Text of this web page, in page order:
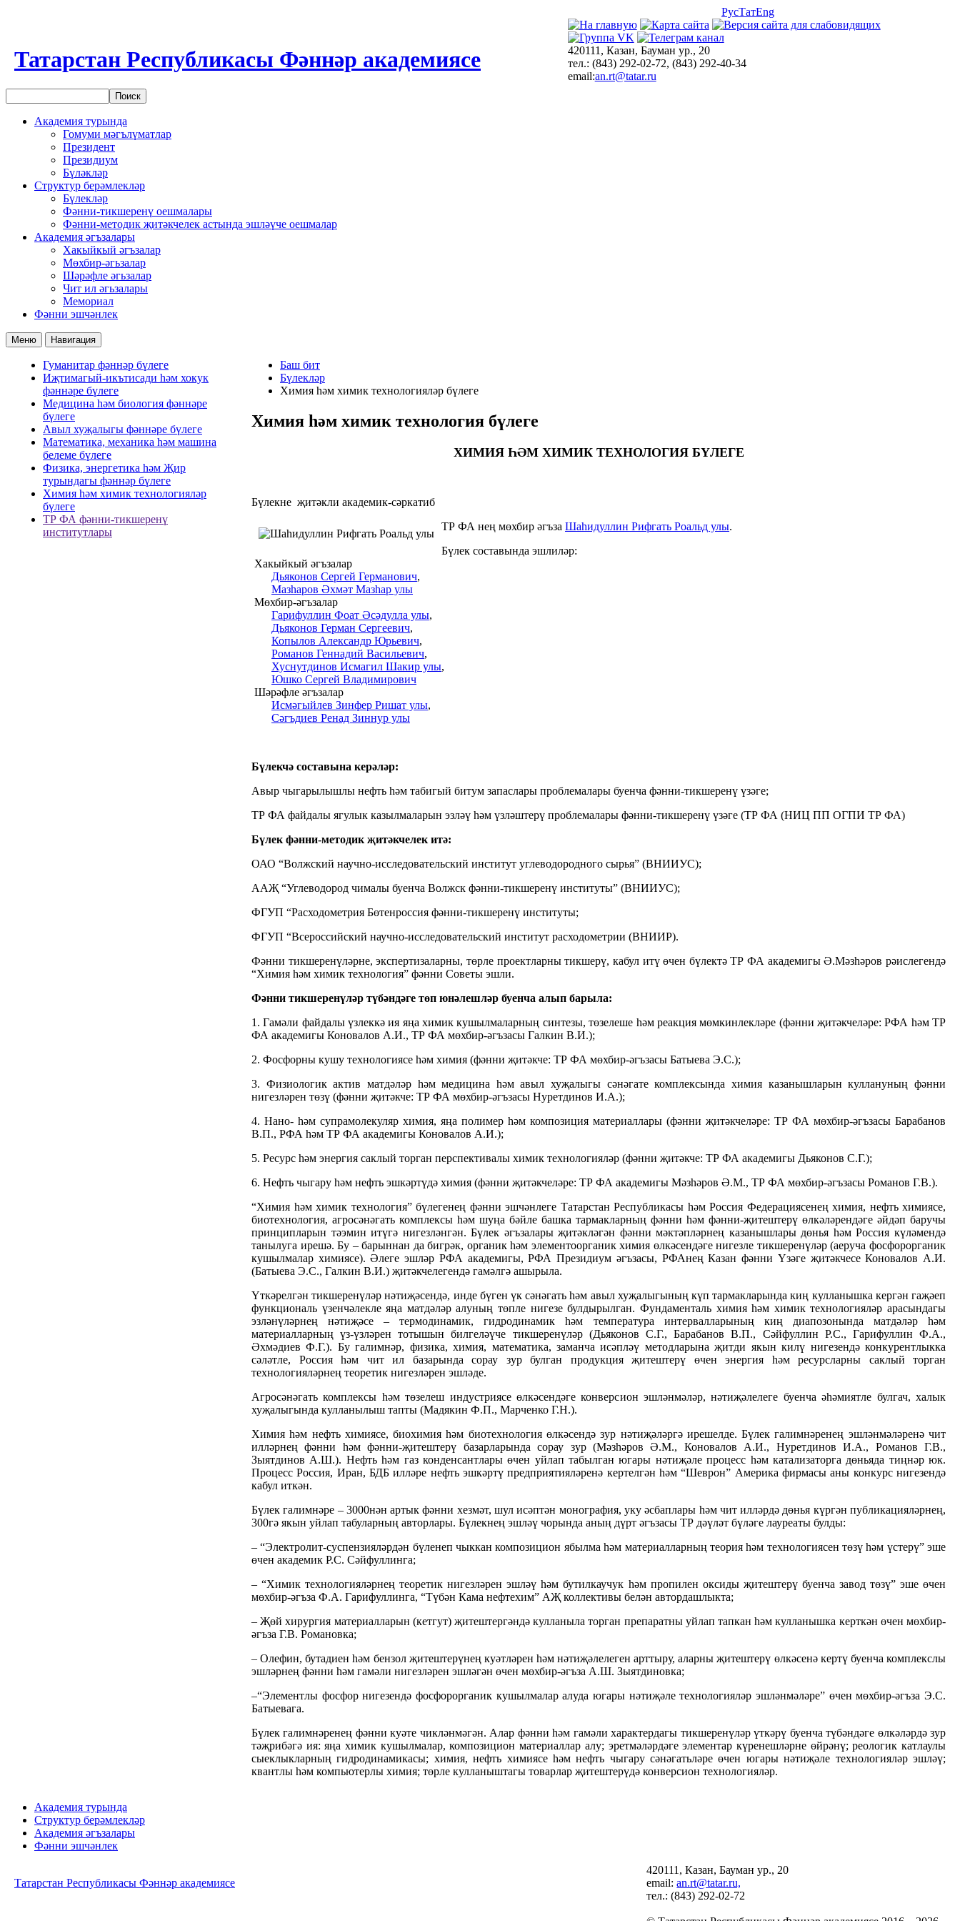
РусТатEng
Татарстан Республикасы Фәннәр академиясе
420111, Казан, Бауман ур., 20
тел.: (843) 292-02-72, (843) 292-40-34
email:an.rt@tatar.ru
Академия турында
Гомуми мәгълүматлар
Президент
Президиум
Бүләкләр
Структур берәмлекләр
Бүлекләр
Фәнни-тикшеренү оешмалары
Фәнни-методик җитәкчелек астында эшләүче оешмалар
Академия әгъзалары
Хакыйкый әгъзалар
Мөхбир-әгьзалар
Шәрәфле әгьзалар
Чит ил әгьзалары
Мемориал
Фәнни эшчәнлек
Меню Навигация
Гуманитар фәннәр бүлеге
Иҗтимагый-икътисади һәм хокук
фәннәре бүлеге
Медицина һәм биология фәннәре
бүлеге
Авыл хуҗалыгы фәннәре бүлеге
Математика, механика һәм машина
белеме бүлеге
Физика, энергетика һәм Җир
турындагы фәннәр бүлеге
Химия һәм химик технологияләр
бүлеге
ТР ФА фәнни-тикшеренү
институтлары
Баш бит
Бүлекләр
Химия һәм химик технологияләр бүлеге
Химия һәм химик технология бүлеге
ХИМИЯ ҺӘМ ХИМИК ТЕХНОЛОГИЯ БҮЛЕГЕ
Бүлекне җитәкли академик-сәркатиб
ТР ФА нең мөхбир әгъза Шаһидуллин Рифгать Роальд улы.
Бүлек составында эшлиләр:
Хакыйкый әгъзалар
Дьяконов Сергей Германович,
Мазһаров Әхмәт Мазһар улы
Мөхбир-әгъзалар
Гарифуллин Фоат Әсәдулла улы,
Дьяконов Герман Сергеевич,
Копылов Александр Юрьевич,
Романов Геннадий Васильевич,
Хуснутдинов Исмагил Шакир улы,
Юшко Сергей Владимирович
Шәрәфле әгъзалар
Исмәгыйлев Зинфер Ришат улы,
Сәгъдиев Ренад Зиннур улы
Бүлекчә составына керәләр:
Авыр чыгарылышлы нефть һәм табигый битум запаслары проблемалары буенча фәнни-тикшеренү үзәге;
ТР ФА файдалы ягулык казылмаларын эзләү һәм үзләштерү проблемалары фәнни-тикшеренү үзәге (ТР ФА (НИЦ ПП ОГПИ ТР ФА)
Бүлек фәнни-методик җитәкчелек итә:
ОАО “Волжский научно-исследовательский институт углеводородного сырья” (ВНИИУС);
ААҖ “Углеводород чималы буенча Волжск фәнни-тикшеренү институты” (ВНИИУС);
ФГУП “Расходометрия Бөтенроссия фәнни-тикшеренү институты;
ФГУП “Всероссийский научно-исследовательский институт расходометрии (ВНИИР).
Фәнни тикшеренүләрне, экспертизаларны, төрле проектларны тикшерү, кабул итү өчен бүлектә ТР ФА академигы Ә.Мәзһәров рәислегендә
“Химия һәм химик технология” фәнни Советы эшли.
Фәнни тикшеренүләр түбәндәге төп юнәлешләр буенча алып барыла:
1. Гамәли файдалы үзлеккә ия яңа химик кушылмаларның синтезы, төзелеше һәм реакция мөмкинлекләре (фәнни җитәкчеләре: РФА һәм ТР
ФА академигы Коновалов А.И., ТР ФА мөхбир-әгъзасы Галкин В.И.);
2. Фосфорны кушу технологиясе һәм химия (фәнни җитәкче: ТР ФА мөхбир-әгъзасы Батыева Э.С.);
3. Физиологик актив матдәләр һәм медицина һәм авыл хуҗалыгы сәнәгате комплексында химия казанышларын куллануның фәнни
нигезләрен төзү (фәнни җитәкче: ТР ФА мөхбир-әгъзасы Нуретдинов И.А.);
4. Нано- һәм супрамолекуляр химия, яңа полимер һәм композиция материаллары (фәнни җитәкчеләре: ТР ФА мөхбир-әгъзасы Барабанов
В.П., РФА һәм ТР ФА академигы Коновалов А.И.);
5. Ресурс һәм энергия саклый торган перспективалы химик технологияләр (фәнни җитәкче: ТР ФА академигы Дьяконов С.Г.);
6. Нефть чыгару һәм нефть эшкәртүдә химия (фәнни җитәкчеләре: ТР ФА академигы Мәзһәров Ә.М., ТР ФА мөхбир-әгъзасы Романов Г.В.).
“Химия һәм химик технология” бүлегенең фәнни эшчәнлеге Татарстан Республикасы һәм Россия Федерациясенең химия, нефть химиясе,
биотехнология, агросәнәгать комплексы һәм шуңа бәйле башка тармакларның фәнни һәм фәнни-җитештерү өлкәләрендәге әйдәп баручы
принципларын тәэмин итүгә нигезләнгән. Бүлек әгъзалары җитәкләгән фәнни мәктәпләрнең казанышлары дөнья һәм Россия күләмендә
танылуга ирешә. Бу – барыннан да бигрәк, органик һәм элементоорганик химия өлкәсендәге нигезле тикшеренүләр (аеруча фосфорорганик
кушылмалар химиясе). Әлеге эшләр РФА академигы, РФА Президиум әгъзасы, РФАнең Казан фәнни Үзәге җитәкчесе Коновалов А.И.
(Батыева Э.С., Галкин В.И.) җитәкчелегендә гамәлгә ашырыла.
Үткәрелгән тикшеренүләр нәтиҗәсендә, инде бүген үк сәнәгать һәм авыл хуҗалыгының күп тармакларында киң кулланышка кергән гаҗәеп
функциональ үзенчәлекле яңа матдәләр алуның төпле нигезе булдырылган. Фундаменталь химия һәм химик технологияләр арасындагы
эзләнүләрнең нәтиҗәсе – термодинамик, гидродинамик һәм температура интервалларының киң диапозонында матдәләр һәм
материалларның үз-үзләрен тотышын билгеләүче тикшеренүләр (Дьяконов С.Г., Барабанов В.П., Сәйфуллин Р.С., Гарифуллин Ф.А.,
Әхмәдиев Ф.Г.). Бу галимнәр, физика, химия, математика, заманча исәпләү методларына җитди якын килү нигезендә конкурентлыкка
сәләтле, Россия һәм чит ил базарында сорау зур булган продукция җитештерү өчен энергия һәм ресурсларны саклый торган
технологияләрнең теоретик нигезләрен эшләде.
Агросәнәгать комплексы һәм төзелеш индустриясе өлкәсендәге конверсион эшләнмәләр, нәтиҗәлелеге буенча әһәмиятле булгач, халык
хуҗалыгында кулланылыш тапты (Мадякин Ф.П., Марченко Г.Н.).
Химия һәм нефть химиясе, биохимия һәм биотехнология өлкәсендә зур нәтиҗәләргә ирешелде. Бүлек галимнәренең эшләнмәләренә чит
илләрнең фәнни һәм фәнни-җитештерү базарларында сорау зур (Мәзһәров Ә.М., Коновалов А.И., Нуретдинов И.А., Романов Г.В.,
Зыятдинов А.Ш.). Нефть һәм газ конденсантлары өчен уйлап табылган югары нәтиҗәле процесс һәм катализаторга дөньяда тиңнәр юк.
Процесс Россия, Иран, БДБ илләре нефть эшкәртү предприятияләренә кертелгән һәм “Шеврон” Америка фирмасы аны конкурс нигезендә
кабул иткән.
Бүлек галимнәре – 3000нән артык фәнни хезмәт, шул исәптән монография, уку әсбаплары һәм чит илләрдә дөнья күргән публикацияләрнең,
300гә якын уйлап табуларның авторлары. Бүлекнең эшләү чорында аның дүрт әгъзасы ТР дәүләт бүләге лауреаты булды:
– “Электролит-суспензияләрдән бүленеп чыккан композицион ябылма һәм материалларның теория һәм технологиясен төзү һәм үстерү” эше
өчен академик Р.С. Сәйфуллинга;
– “Химик технологияләрнең теоретик нигезләрен эшләү һәм бутилкаучук һәм пропилен оксиды җитештерү буенча завод төзү” эше өчен
мөхбир-әгъза Ф.А. Гарифуллинга, “Түбән Кама нефтехим” АҖ коллективы белән автордашлыкта;
– Җөй хирургия материалларын (кетгут) җитештергәндә кулланыла торган препаратны уйлап тапкан һәм кулланышка керткән өчен мөхбир-
әгъза Г.В. Романовка;
– Олефин, бутадиен һәм бензол җитештерүнең куәтләрен һәм нәтиҗәлелеген арттыру, аларны җитештерү өлкәсенә кертү буенча комплекслы
эшләрнең фәнни һәм гамәли нигезләрен эшләгән өчен мөхбир-әгъза А.Ш. Зыятдиновка;
–“Элементлы фосфор нигезендә фосфорорганик кушылмалар алуда югары нәтиҗәле технологияләр эшләнмәләре” өчен мөхбир-әгъза Э.С.
Батыевага.
Бүлек галимнәренең фәнни куәте чикләнмәгән. Алар фәнни һәм гамәли характердагы тикшеренүләр үткәрү буенча түбәндәге өлкәләрдә зур
тәҗрибәгә ия: яңа химик кушылмалар, композицион материаллар алу; эретмәләрдәге элементар күренешләрне өйрәнү; реологик катлаулы
сыеклыкларның гидродинамикасы; химия, нефть химиясе һәм нефть чыгару сәнәгатьләре өчен югары нәтиҗәле технологияләр эшләү;
квантлы һәм компьютерлы химия; төрле кулланыштагы товарлар җитештерүдә конверсион технологияләр.
Академия турында
Структур берәмлекләр
Академия әгъзалары
Фәнни эшчәнлек
Татарстан Республикасы Фәннәр академиясе
420111, Казан, Бауман ур., 20
email:an.rt@tatar.ru,
тел.: (843) 292-02-72